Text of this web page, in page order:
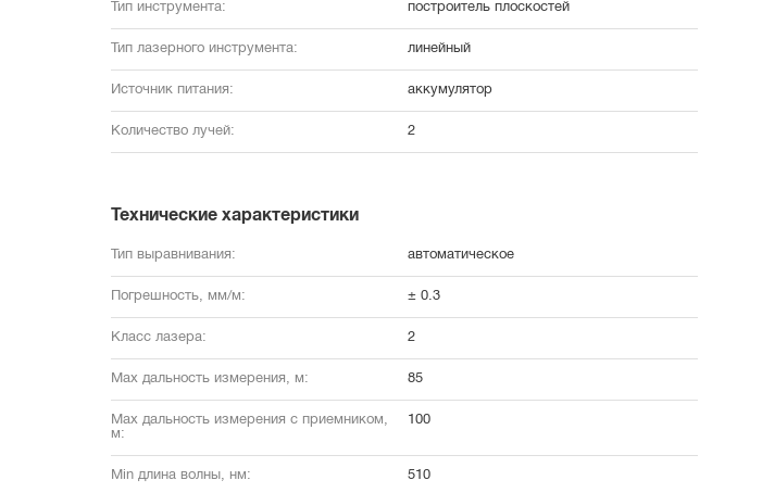
Тип инструмента: построитель плоскостей
Тип лазерного инструмента: линейный
Источник питания: аккумулятор
Количество лучей: 2
Технические характеристики
Тип выравнивания: автоматическое
Погрешность, мм/м: ± 0.3
Класс лазера: 2
Max дальность измерения, м: 85
Max дальность измерения с приемником,
м:
100
Min длина волны, нм: 510